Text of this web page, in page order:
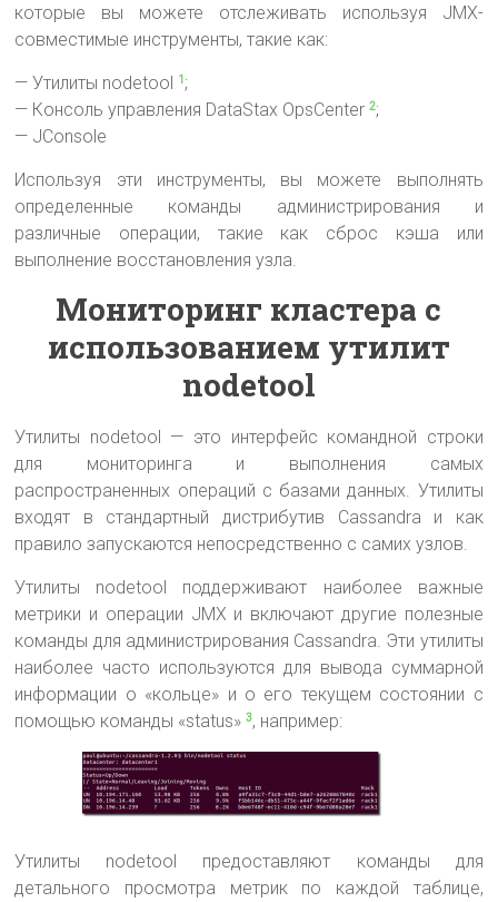
которые вы можете отслеживать используя JMX-
совместимые инструменты, такие как:
— Утилиты nodetool 1 ;
— Консоль управления DataStax OpsCenter 2;
— JConsole
Используя эти инструменты, вы можете выполнять
определенные команды администрирования и
различные операции, такие как сброс кэша или
выполнение восстановления узла.
Мониторинг кластера с
иcпользованием утилит
nodetool
Утилиты nodetool — это интерфейс командной строки
для мониторинга и выполнения самых
распространенных операций с базами данных. Утилиты
входят в стандартный дистрибутив Cassandra и как
правило запускаются непосредственно с самих узлов.
Утилиты nodetool поддерживают наиболее важные
метрики и операции JMX и включают другие полезные
команды для администрирования Cassandra. Эти утилиты
наиболее часто используются для вывода суммарной
информации о «кольце» и о его текущем состоянии с
помощью команды «status» 3, например:
Утилиты nodetool предоставляют команды для
детального просмотра метрик по каждой таблице,